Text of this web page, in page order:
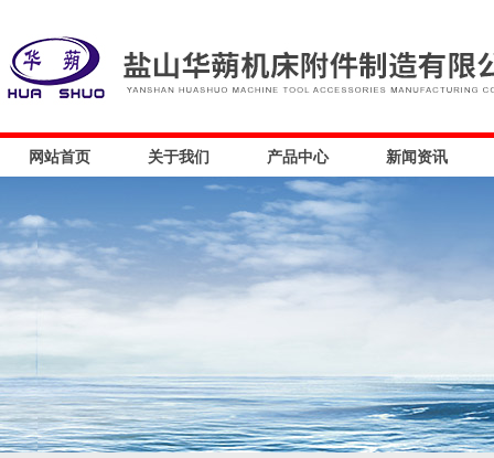
网站首页 关于我们 产品中心 新闻资讯